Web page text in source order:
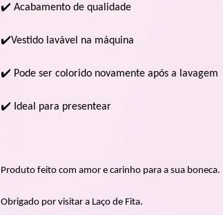
✔ Acabamento de qualidade
✔Vestido lavável na máquina
✔ Pode ser colorido novamente após a lavagem
✔ Ideal para presentear
Produto feito com amor e carinho para a sua boneca.
Obrigado por visitar a Laço de Fita.